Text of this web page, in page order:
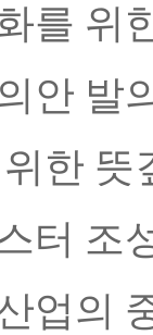
를 위
안 발
한 뜻
터 조
업의